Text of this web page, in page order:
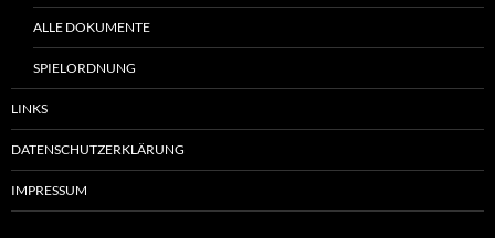
ALLE DOKUMENTE
SPIELORDNUNG
LINKS
DATENSCHUTZERKLÄRUNG
IMPRESSUM